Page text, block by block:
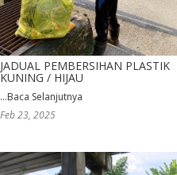
JADUAL PEMBERSIHAN PLASTIK
KUNING / HIJAU
...Baca Selanjutnya
Feb 23, 2025